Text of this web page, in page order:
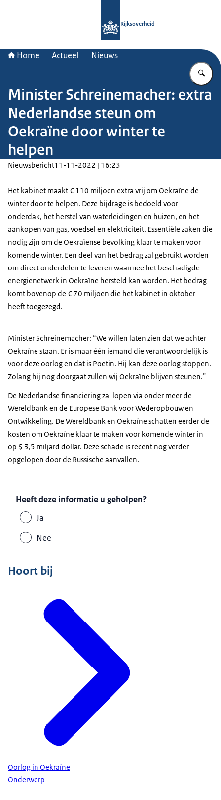
Rijksoverheid
Home Actueel Nieuws
Minister Schreinemacher: extra
Nederlandse steun om
Oekraïne door winter te
helpen
Nieuwsbericht11-11-2022 | 16:23
Het kabinet maakt € 110 miljoen extra vrij om Oekraïne de
winter door te helpen. Deze bijdrage is bedoeld voor
onderdak, het herstel van waterleidingen en huizen, en het
aankopen van gas, voedsel en elektriciteit. Essentiële zaken die
nodig zijn om de Oekraïense bevolking klaar te maken voor
komende winter. Een deel van het bedrag zal gebruikt worden
om direct onderdelen te leveren waarmee het beschadigde
energienetwerk in Oekraïne hersteld kan worden. Het bedrag
komt bovenop de € 70 miljoen die het kabinet in oktober
heeft toegezegd.
Minister Schreinemacher: “We willen laten zien dat we achter
Oekraïne staan. Er is maar één iemand die verantwoordelijk is
voor deze oorlog en dat is Poetin. Hij kan deze oorlog stoppen.
Zolang hij nog doorgaat zullen wij Oekraïne blijven steunen.”
De Nederlandse financiering zal lopen via onder meer de
Wereldbank en de Europese Bank voor Wederopbouw en
Ontwikkeling. De Wereldbank en Oekraïne schatten eerder de
kosten om Oekraïne klaar te maken voor komende winter in
op $ 3,5 miljard dollar. Deze schade is recent nog verder
opgelopen door de Russische aanvallen.
Heeft deze informatie u geholpen?
Ja
Nee
Hoort bij
Oorlog in Oekraïne
Onderwerp